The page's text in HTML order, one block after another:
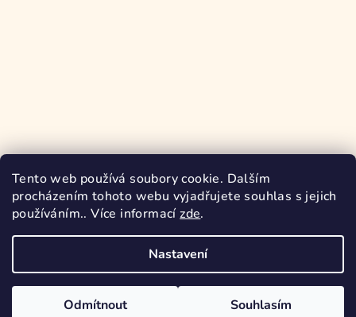
Tento web používá soubory cookie. Dalším
procházením tohoto webu vyjadřujete souhlas s jejich
používáním.. Více informacízde.
Nastavení
Odmítnout Souhlasím
Sledovat na Instagramu
. Všechna práva vyhrazena.